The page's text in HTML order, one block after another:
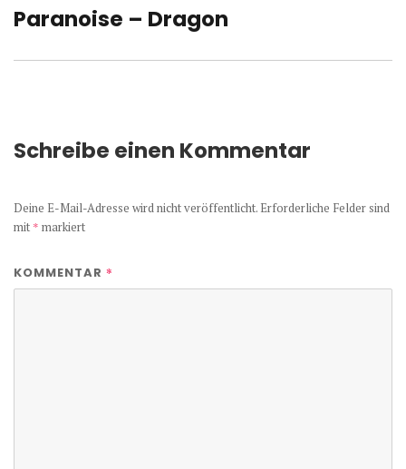
Nächster
Paranoise – Dragon
Schreibe einen Kommentar
Deine E-Mail-Adresse wird nicht veröffentlicht. Erforderliche Felder sind
mit * markiert
KOMMENTAR *